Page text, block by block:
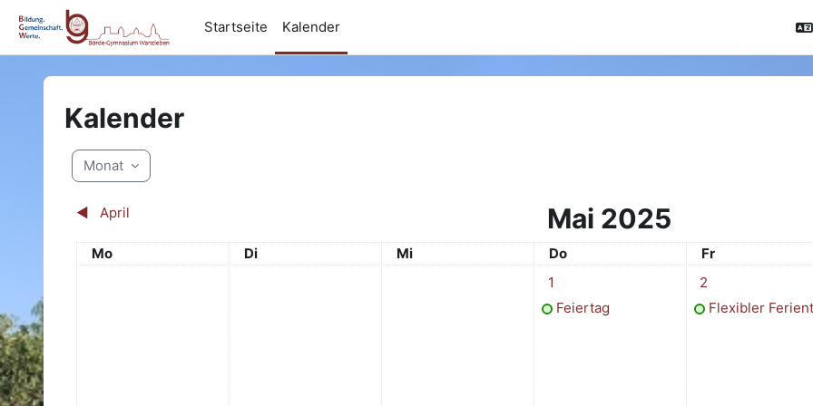
Zum Hauptinhalt
Startseite
Kalender
Kalender
Monat
◀︎ April Mai 2025
Montag
Mo Dienstag
Di Mittwoch
Mi Donnerstag
Do Freitag
Fr
1 Termin, Donnerstag, 1. Mai
1
Feiertag
1 Termin, Freitag,
2
Flexibler